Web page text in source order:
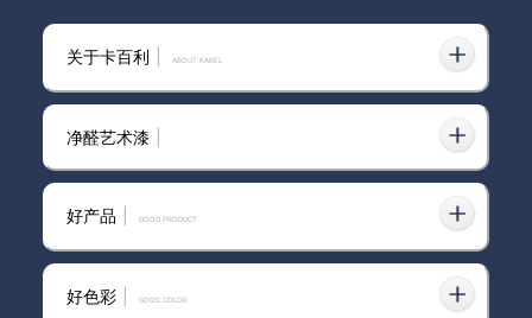
的一代宗师
艺术漆加盟选什么品牌靠谱？卡
百利净醛科莫雅绒值得入局吗？
关于卡百利 ABOUT KABEL
净醛艺术漆
好产品 GOOD PRODUCT
好色彩 GOOD COLOR